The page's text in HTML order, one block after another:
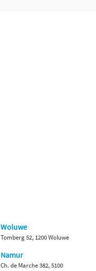
Woluwe
Tomberg 52, 1200 Woluwe
Namur
Ch. de Marche 382, 5100